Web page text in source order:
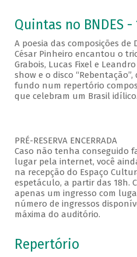
Quintas no BNDES -
A poesia das composições de
César Pinheiro encantou o
Grabois, Lucas Fixel e
show e o disco
fundo num repertório
que celebram um Brasil idílico.
PRÉ-RESERVA ENCERRADA
Caso não tenha conseguido
lugar pela internet, você
na recepção do Espaço
espetáculo, a partir das 18h.
apenas um ingresso com
número de ingressos
máxima do auditório.
Repertório